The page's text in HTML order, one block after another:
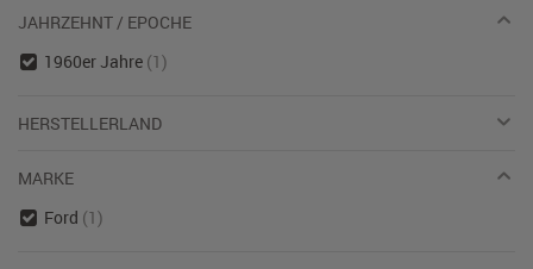
JAHRZEHNT / EPOCHE
1960er Jahre (1)
HERSTELLERLAND
MARKE
Ford (1)